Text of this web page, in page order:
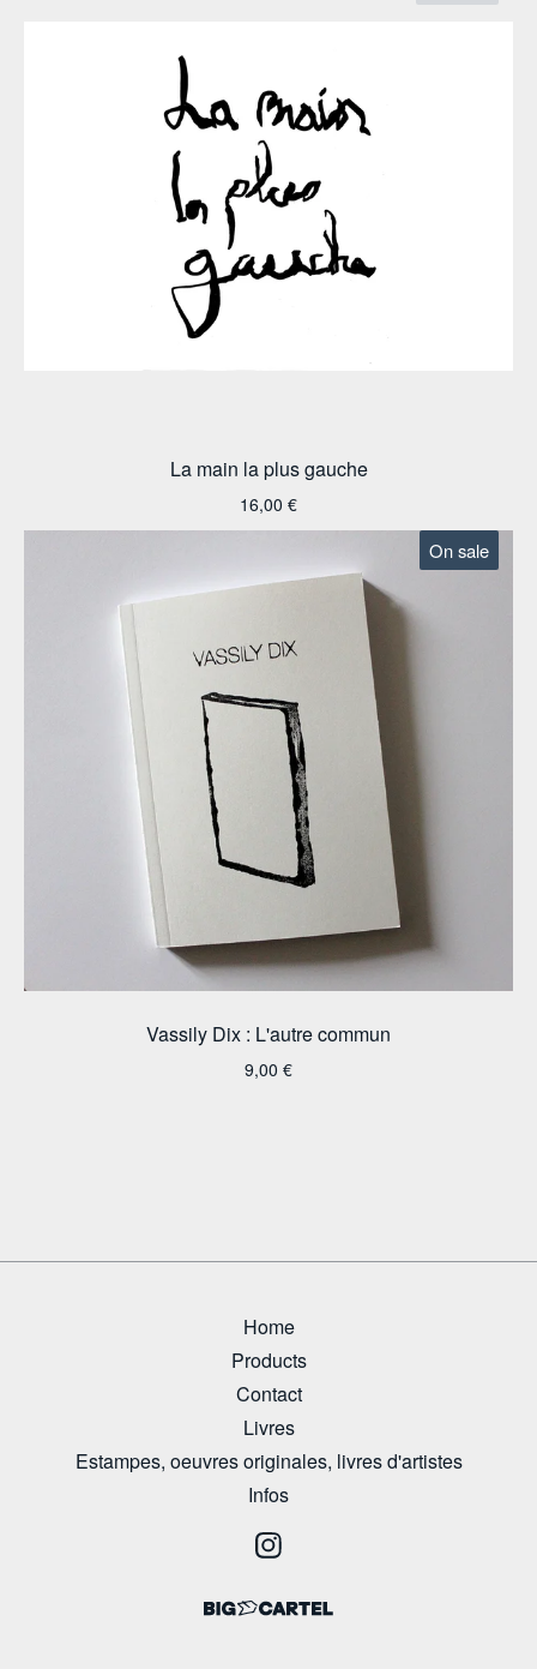
La main la plus gauche
16,00 €
On sale
Vassily Dix : L'autre commun
9,00 €
Home
Products
Contact
Livres
Estampes, oeuvres originales, livres d'artistes
Infos